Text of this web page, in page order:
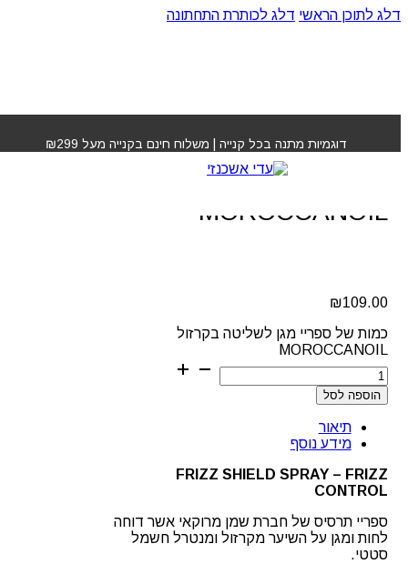
דלג לתוכן הראשי דלג לכותרת התחתונה
דוגמיות מתנה בכל קנייה | משלוח חינם בקנייה מעל ₪299
MOROCCANOIL
ספריי מגן לשליטה בקרזול
MOROCCANOIL
₪109.00
כמות של ספריי מגן לשליטה בקרזול
MOROCCANOIL
הוספה לסל
תיאור
מידע נוסף
FRIZZ SHIELD SPRAY – FRIZZ
CONTROL
ספריי תרסיס של חברת שמן מרוקאי אשר דוחה
לחות ומגן על השיער מקרזול ומנטרל חשמל
סטטי.